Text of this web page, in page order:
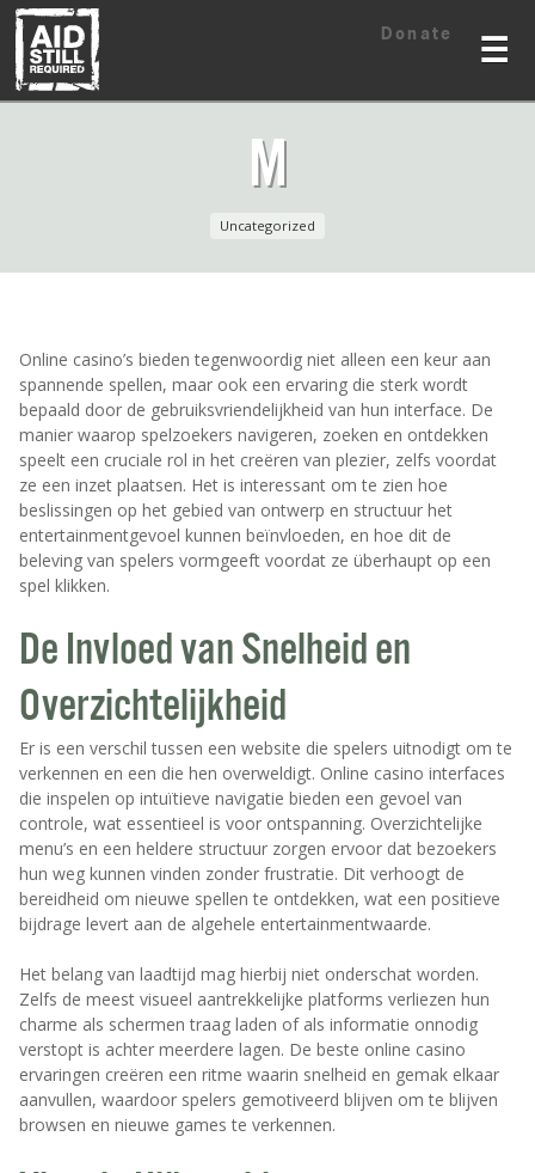
☰
Donate
Skip
content
Skip
content
M
Uncategorized
Online casino’s bieden tegenwoordig niet alleen een keur aan
spannende spellen, maar ook een ervaring die sterk wordt
bepaald door de gebruiksvriendelijkheid van hun interface. De
manier waarop spelzoekers navigeren, zoeken en ontdekken
speelt een cruciale rol in het creëren van plezier, zelfs voordat
ze een inzet plaatsen. Het is interessant om te zien hoe
beslissingen op het gebied van ontwerp en structuur het
entertainmentgevoel kunnen beïnvloeden, en hoe dit de
beleving van spelers vormgeeft voordat ze überhaupt op een
spel klikken.
De Invloed van Snelheid en
Overzichtelijkheid
Er is een verschil tussen een website die spelers uitnodigt om te
verkennen en een die hen overweldigt. Online casino interfaces
die inspelen op intuïtieve navigatie bieden een gevoel van
controle, wat essentieel is voor ontspanning. Overzichtelijke
menu’s en een heldere structuur zorgen ervoor dat bezoekers
hun weg kunnen vinden zonder frustratie. Dit verhoogt de
bereidheid om nieuwe spellen te ontdekken, wat een positieve
bijdrage levert aan de algehele entertainmentwaarde.
Het belang van laadtijd mag hierbij niet onderschat worden.
Zelfs de meest visueel aantrekkelijke platforms verliezen hun
charme als schermen traag laden of als informatie onnodig
verstopt is achter meerdere lagen. De beste online casino
ervaringen creëren een ritme waarin snelheid en gemak elkaar
aanvullen, waardoor spelers gemotiveerd blijven om te blijven
browsen en nieuwe games te verkennen.